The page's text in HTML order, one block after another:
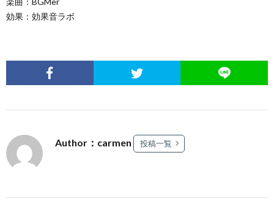
効果：効果音ラボ
Author：carmen 投稿一覧